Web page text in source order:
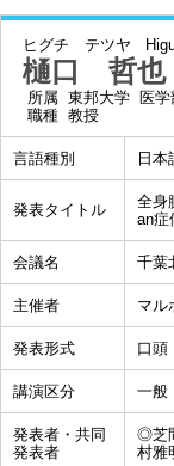
ヒグチ テツヤ
樋口 哲也
所属 東邦大学 医学
職種 教授
言語種別 日本
発表タイトル
全身
an症
会議名 千葉
主催者 マル
発表形式 口頭
講演区分 一般
発表者・共同
発表者
◎芝
村雅